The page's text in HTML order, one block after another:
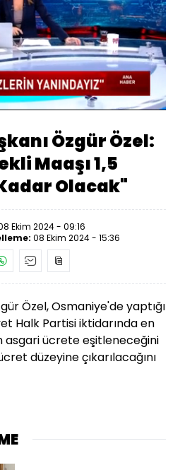
Oynatma
Hızı
Özgür Özel:
Maaşı 1,5
Olacak"
Ekim 2024 - 09:16
08 Ekim 2024 - 15:36
Özel, Osmaniye'de yaptığı
Halk Partisi iktidarında en
asgari ücrete eşitleneceğini
düzeyine çıkarılacağını